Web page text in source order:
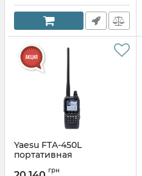
Yaesu FTA-450L
портативная
грн